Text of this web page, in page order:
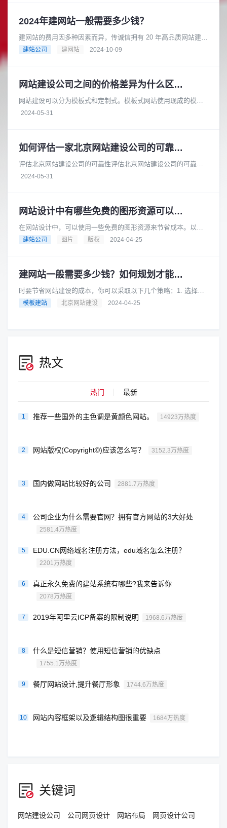
2024年建网站一般需要多少钱？
建网站的费用因多种因素而异，传诚信拥有 20 年高品质网站建设
经验，是成熟可靠的网络品牌建设合作伙伴。在长期的发展过程
建站公司 建网站 2024-10-09
网站建设公司之间的价格差异为什么区别大
网站建设可以分为模板式和定制式。模板式网站使用现成的模板
进行搭建，成本较低，适合小型企业或个体户。而定制式网站则
2024-05-31
如何评估一家北京网站建设公司的可靠性和安全性
评估北京网站建设公司的可靠性评估北京网站建设公司的可靠性
时，您可以从以下几个方面进行考察：项目经验：查看公司的官
2024-05-31
网站设计中有哪些免费的图形资源可以用于商业目的
在网站设计中，可以使用一些免费的图形资源来节省成本。以下
是一些提供免费图形资源的网站，它们都可以用于商业目的：
建站公司 图片 版权 2024-04-25
建网站一般需要多少钱？如何规划才能节省成本？
时要节省网站建设的成本，你可以采取以下几个策略：1. 选择合
适的网站类型根据你的业务需求和预算，选择适合你的网站类
模板建站 北京网站建设 2024-04-25
热文
热门 最新
1 推荐一些国外的主色调是黄颜色网站。 14923万热度
2 网站版权(Copyright©)应该怎么写？ 3152.3万热度
3 国内做网站比较好的公司 2881.7万热度
4 公司企业为什么需要官网？拥有官方网站的3大好处
2581.4万热度
5 EDU.CN网络域名注册方法，edu域名怎么注册？
2201万热度
6 真正永久免费的建站系统有哪些?我来告诉你
2078万热度
7 2019年阿里云ICP备案的限制说明 1968.6万热度
8 什么是短信营销？使用短信营销的优缺点
1755.1万热度
9 餐厅网站设计,提升餐厅形象 1744.6万热度
10 网站内容框架以及逻辑结构图很重要 1684万热度
关键词
网站建设公司 公司网页设计 网站布局 网页设计公司